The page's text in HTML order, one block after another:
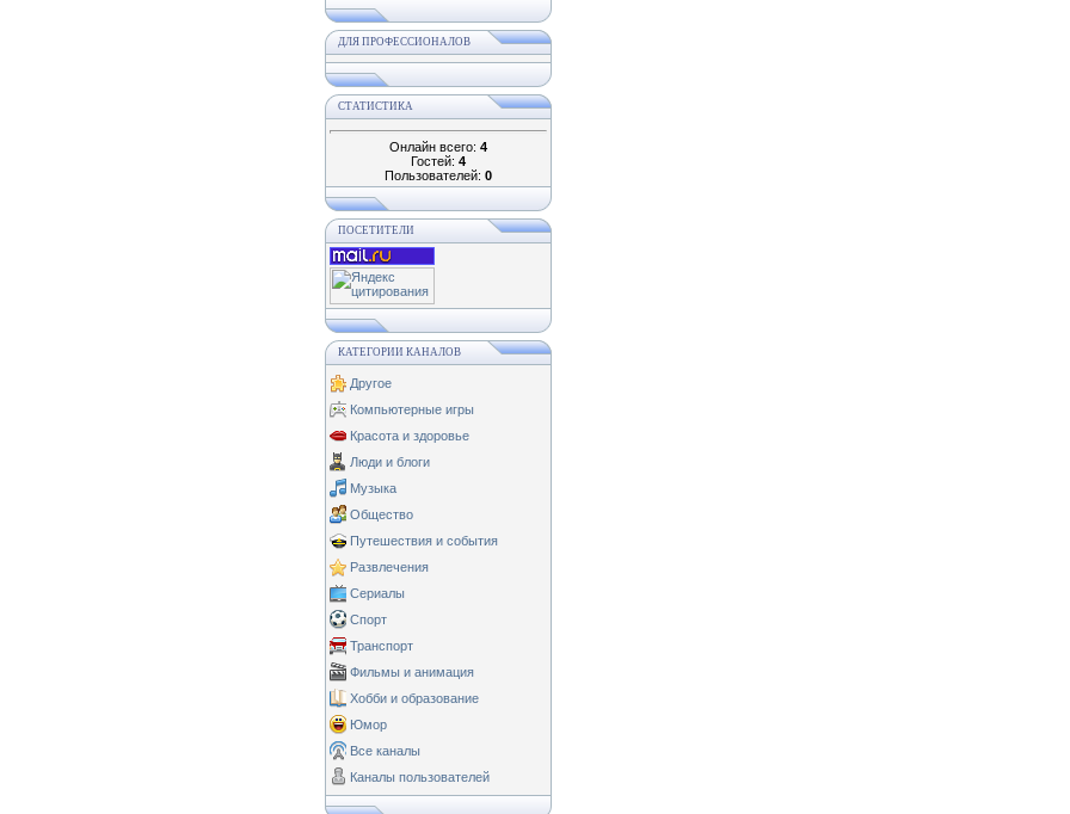
ДЛЯ ПРОФЕССИОНАЛОВ
СТАТИСТИКА
Онлайн всего: 4
Гостей: 4
Пользователей: 0
ПОСЕТИТЕЛИ
КАТЕГОРИИ КАНАЛОВ
Другое
Компьютерные игры
Красота и здоровье
Люди и блоги
Музыка
Общество
Путешествия и события
Развлечения
Сериалы
Спорт
Транспорт
Фильмы и анимация
Хобби и образование
Юмор
Все каналы
Каналы пользователей